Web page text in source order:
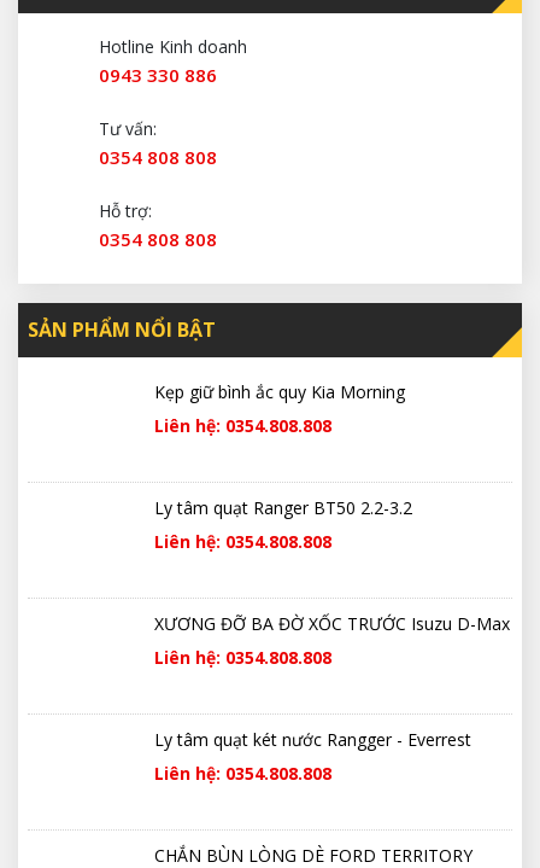
Hotline Kinh doanh
0943 330 886
Tư vấn:
0354 808 808
Hỗ trợ:
0354 808 808
SẢN PHẨM NỔI BẬT
Kẹp giữ bình ắc quy Kia Morning
Liên hệ: 0354.808.808
Ly tâm quạt Ranger BT50 2.2-3.2
Liên hệ: 0354.808.808
XƯƠNG ĐỠ BA ĐỜ XỐC TRƯỚC Isuzu D-Max
Liên hệ: 0354.808.808
Ly tâm quạt két nước Rangger - Everrest
Liên hệ: 0354.808.808
CHẮN BÙN LÒNG DÈ FORD TERRITORY